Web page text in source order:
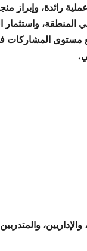
رائدة،
في المنطقة،
المشاركات في